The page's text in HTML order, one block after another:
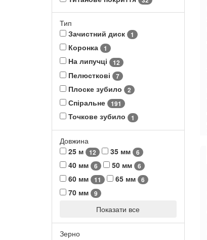
Тип
Зачистний диск
1
Коронка 1
На липучці 12
Пелюсткові 7
Плоске зубило 2
Спіральне 191
Точкове зубило 1
Довжина
25 м
12 35 мм 6
40 мм 6 50 мм 6
60 мм 11 65 мм 6
70 мм 9
Показати все
Зерно